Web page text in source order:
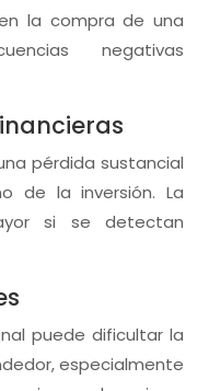
la compra de una
negativas
pérdida sustancial
de la inversión. La
si se detectan
puede dificultar la
especialmente